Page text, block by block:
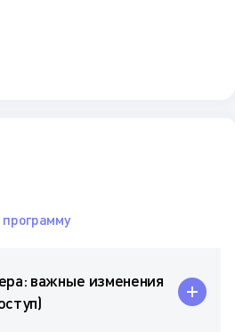
важные изменения